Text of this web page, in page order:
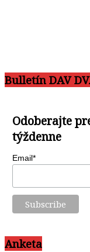
Bulletín DAV
Odoberajte
týždenne
Email*
Anketa